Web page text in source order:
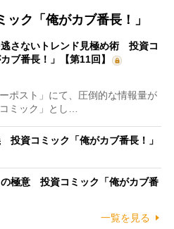
ク「俺がカブ番長！」
逃さないトレンド見極め術 投資コ
ブ番長！」【第11回】
ポスト」にて、圧倒的な情報量が
ミック」とし…
投資コミック「俺がカブ番長！」
極意 投資コミック「俺がカブ番
一覧を見る